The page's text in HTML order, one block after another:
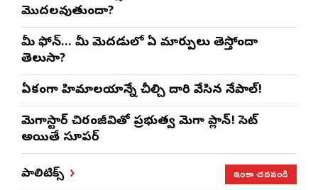
మొదలవుతుందా?
మీ ఫోన్… మీ మెదడులో ఏ మార్పులు తెస్తోందా
తెలుసా?
ఏకంగా హిమాలయాన్నే చీల్చి దారి వేసిన నేపాల్!
మెగాస్టార్ చిరంజీవితో ప్రభుత్వ మెగా ప్లాన్! సెట్
అయితే సూపర్
పాలిటిక్స్ ఇంకా చదవండి